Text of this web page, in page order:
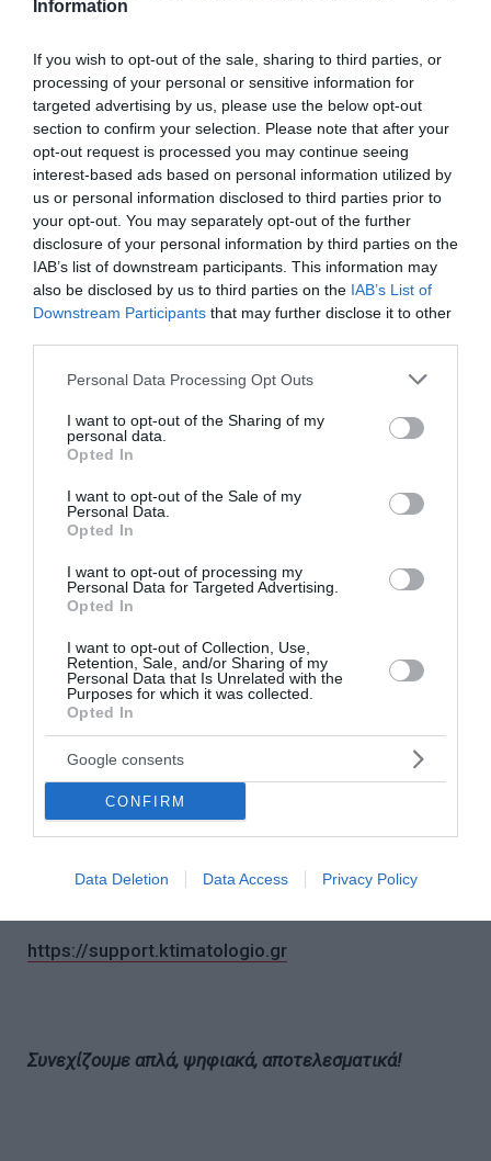
Information
If you wish to opt-out of the sale, sharing to third parties, or
processing of your personal or sensitive information for
targeted advertising by us, please use the below opt-out
section to confirm your selection. Please note that after your
opt-out request is processed you may continue seeing
interest-based ads based on personal information utilized by
us or personal information disclosed to third parties prior to
your opt-out. You may separately opt-out of the further
disclosure of your personal information by third parties on the
IAB’s list of downstream participants. This information may
also be disclosed by us to third parties on the IAB’s List of
Downstream Participants that may further disclose it to other
Please note that this website/app uses one or more Google
not limited to your visit or usage behaviour. You may click to
grant or deny consent to Google and its third-party tags to
use your data for below specified purposes in below Google
consent section.
Personal Data Processing Opt Outs
I want to opt-out of the Sharing of my
personal data.
Opted In
I want to opt-out of the Sale of my
Personal Data.
Opted In
I want to opt-out of processing my
Personal Data for Targeted Advertising.
Opted In
I want to opt-out of Collection, Use,
Retention, Sale, and/or Sharing of my
Personal Data that Is Unrelated with the
Purposes for which it was collected.
Opted In
Google consents
CONFIRM
Data Deletion Data Access Privacy Policy
Υποκατάστημα Πύργου
Διεύθυνση: Ρήγα Φεραίου 113 (Πάροδος Forum), ΤΚ
27131, Πύργος
Τηλέφωνο: 2621306920
Υποκατάστημα Αμαλιάδας
Διεύθυνση: 25ης Μαρτίου 26, ΤΚ 27200, Αμαλιάδα
Κτηματολογικό Γραφείο Πελοποννήσου
Υποκατάστημα Καλαμάτας
Διεύθυνση: Λυόμενα Καλαμάτας, ΤΚ 24100,
Καλαμάτα Μεσσηνίας
Τηλέφωνο: 2721089977
Υποκατάστημα Κυπαρισσίας
Διεύθυνση: 2ο χλμ Εθνικής Οδού Κυπαρισσίας -
Πύργου – Τ.Κ. 24500, Κυπαρισσία
Τηλέφωνο: 2761024043
https://support.ktimatologio.gr
Συνεχίζουμε απλά, ψηφιακά, αποτελεσματικά!